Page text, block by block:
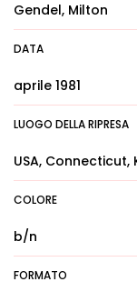
Gendel, Milton
DATA
aprile 1981
LUOGO DELLA RIPRESA
USA, Connecticut,
COLORE
b/n
FORMATO